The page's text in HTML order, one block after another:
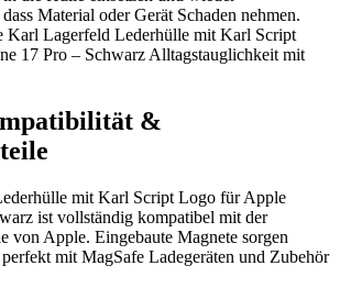
Material oder Gerät Schaden nehmen.
Karl Lagerfeld Lederhülle mit Karl Script
17 Pro – Schwarz Alltagstauglichkeit mit
&
mit Karl Script Logo für Apple
ist vollständig kompatibel mit der
von Apple. Eingebaute Magnete sorgen
mit MagSafe Ladegeräten und Zubehör